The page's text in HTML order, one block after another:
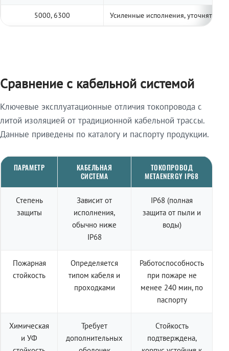
5000, 6300 Усиленные исполнения, уточнять по
Сравнение с кабельной системой
Ключевые эксплуатационные отличия токопровода с
литой изоляцией от традиционной кабельной трассы.
Данные приведены по каталогу и паспорту продукции.
ПАРАМЕТР
КАБЕЛЬНАЯ
СИСТЕМА
ТОКОПРОВОД
METAENERGY IP68
Степень
защиты
Зависит от
исполнения,
обычно ниже
IP68
IP68 (полная
защита от пыли и
воды)
Пожарная
стойкость
Определяется
типом кабеля и
проходками
Работоспособность
при пожаре не
менее 240 мин, по
паспорту
Химическая
и УФ
Требует
дополнительных
Стойкость
подтверждена,